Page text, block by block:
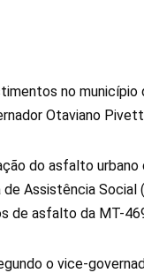
no
Otaviano
do asfalto
Assistência Social
de asfalto da MT-
o vice-